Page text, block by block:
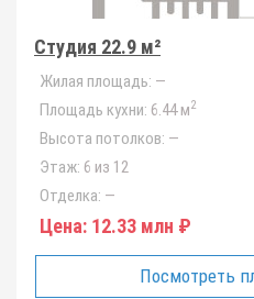
Студия 22.9 м²
Жилая площадь: —
Площадь кухни: 6.44 м2
Высота потолков: —
Этаж: 6 из 12
Отделка: —
Цена: 12.33 млн ₽
Посмотреть